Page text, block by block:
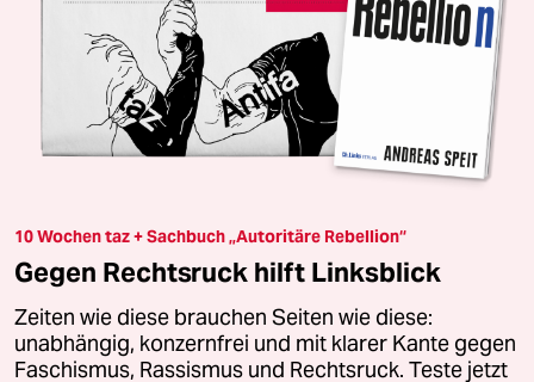
10 Wochen taz + Sachbuch „Autoritäre Rebellion“
Gegen Rechtsruck hilft Linksblick
Zeiten wie diese brauchen Seiten wie diese:
unabhängig, konzernfrei und mit klarer Kante gegen
Faschismus, Rassismus und Rechtsruck. Teste jetzt